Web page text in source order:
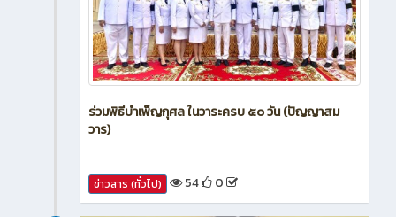
ร่วมพิธีบำเพ็ญกุศล ในวาระครบ ๕๐ วัน (ปัญญาสม
ข่าวสาร (ทั่วไป) 54 0